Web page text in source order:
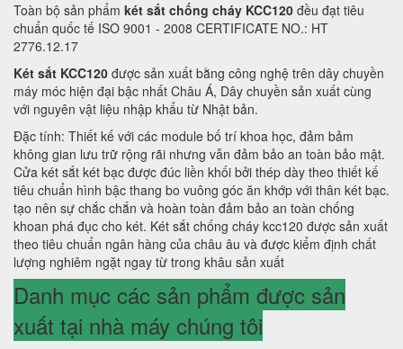
Toàn bộ sản phẩm két sắt chống cháy KCC120 đều đạt tiêu
chuẩn quốc tế ISO 9001 - 2008 CERTIFICATE NO.: HT
2776.12.17
Két sắt KCC120 được sản xuất bằng công nghệ trên dây chuyền
máy móc hiện đại bậc nhất Châu Á, Dây chuyền sản xuất cùng
với nguyên vật liệu nhập khẩu từ Nhật bản.
Đặc tính: Thiết kế với các module bố trí khoa học, đảm bảm
không gian lưu trữ rộng rãi nhưng vẫn đảm bảo an toàn bảo mật.
Cửa két sắt két bạc được đúc liền khối bởi thép dày theo thiết kế
tiêu chuẩn hình bậc thang bo vuông góc ăn khớp với thân két bạc.
tạo nên sự chắc chắn và hoàn toàn đảm bảo an toàn chống
khoan phá đục cho két. Két sắt chống cháy kcc120 được sản xuất
theo tiêu chuẩn ngân hàng của châu âu và được kiểm định chất
lượng nghiêm ngặt ngay từ trong khâu sản xuất
Danh mục các sản phẩm được sản
xuất tại nhà máy chúng tôi